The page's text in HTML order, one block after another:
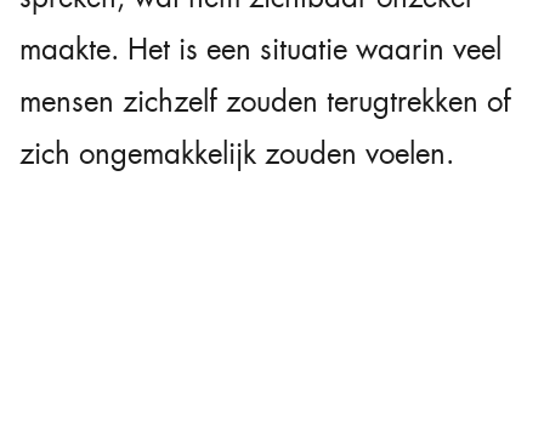
maakte. Het is een situatie waarin veel
mensen zichzelf zouden terugtrekken of
zich ongemakkelijk zouden voelen.